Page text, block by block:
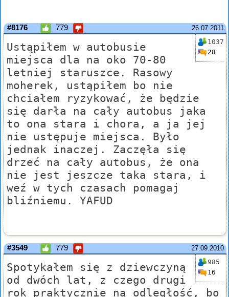
26.07.2011
#8176 779
1037
28
Ustąpiłem w autobusie
miejsca dla na oko 70-80
letniej staruszce. Rasowy
moherek, ustąpiłem bo nie
chciałem ryzykować, że będzie
się darła na cały autobus jaka
to ona stara i chora, a ja jej
nie ustępuje miejsca. Było
jednak inaczej. Zaczęła się
drzeć na cały autobus, że ona
nie jest jeszcze taka stara, i
weź w tych czasach pomagaj
bliźniemu. YAFUD
27.09.2010
#3549 779
985
16
Spotykałem się z dziewczyną
od dwóch lat, z czego drugi
rok praktycznie na odległość, bo